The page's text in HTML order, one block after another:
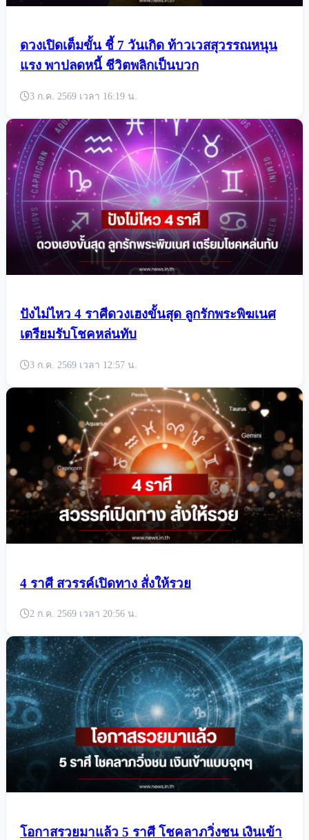
ดวงเปิดเต็มขั้น ชี้ 7 วันเกิด ท้าวเวสสุวรรณหนุน
แรง พาปลดหนี้ ชีวิตพลิกเป็นบวก
3 ก.ค. 2569 เวลา 16:19 น.
ปังไม่ไหว 4 ราศีดวงเฮงขั้นสุด ลูกรักพระพิฆเนศ
เตรียมรับโชคหล่นทับ
3 ก.ค. 2569 เวลา 12:57 น.
4 ราศี สวรรค์เปิดทาง สั่งให้รวย
2 ก.ค. 2569 เวลา 20:56 น.
โอกาสรวยมาแล้ว 5 ราศี โชคลาภวิ่งชน เงินเข้า